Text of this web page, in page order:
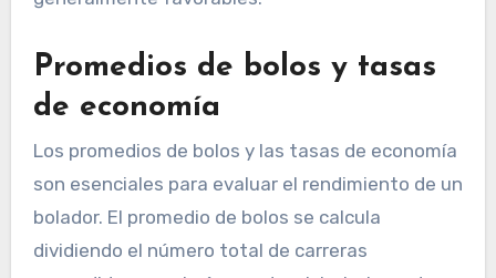
Promedios de bolos y tasas
de economía
Los promedios de bolos y las tasas de economía
son esenciales para evaluar el rendimiento de un
bolador. El promedio de bolos se calcula
dividiendo el número total de carreras